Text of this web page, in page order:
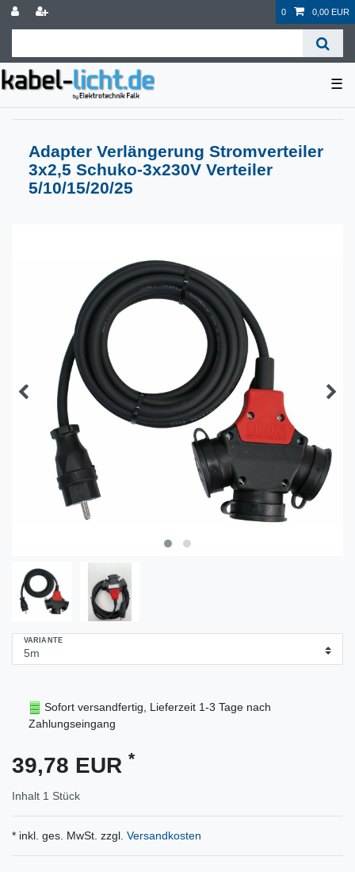
0 0,00 EUR
☰
Adapter Verlängerung Stromverteiler
3x2,5 Schuko-3x230V Verteiler
5/10/15/20/25
VARIANTE
Sofort versandfertig, Lieferzeit 1-3 Tage nach
Zahlungseingang
39,78 EUR *
Inhalt 1 Stück
* inkl. ges. MwSt. zzgl. Versandkosten